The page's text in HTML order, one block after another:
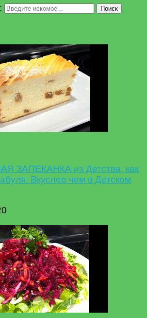
Поиск
ЗАПЕКАНКА из Детства, как
Вкуснее чем в Детском